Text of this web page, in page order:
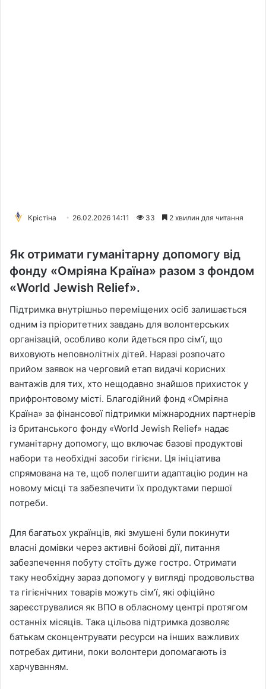
Крістіна 26.02.2026 14:11 33 2 хвилин для читання
Як отримати гуманітарну допомогу від
фонду «Омріяна Країна» разом з фондом
«World Jewish Relief».
Підтримка внутрішньо переміщених осіб залишається
одним із пріоритетних завдань для волонтерських
організацій, особливо коли йдеться про сім’ї, що
виховують неповнолітніх дітей. Наразі розпочато
прийом заявок на черговий етап видачі корисних
вантажів для тих, хто нещодавно знайшов прихисток у
прифронтовому місті. Благодійний фонд «Омріяна
Країна» за фінансової підтримки міжнародних партнерів
із британського фонду «World Jewish Relief» надає
гуманітарну допомогу, що включає базові продуктові
набори та необхідні засоби гігієни. Ця ініціатива
спрямована на те, щоб полегшити адаптацію родин на
новому місці та забезпечити їх продуктами першої
потреби.
Для багатьох українців, які змушені були покинути
власні домівки через активні бойові дії, питання
забезпечення побуту стоїть дуже гостро. Отримати
таку необхідну зараз допомогу у вигляді продовольства
та гігієнічних товарів можуть сім’ї, які офіційно
зареєструвалися як ВПО в обласному центрі протягом
останніх місяців. Така цільова підтримка дозволяє
батькам сконцентрувати ресурси на інших важливих
потребах дитини, поки волонтери допомагають із
харчуванням.